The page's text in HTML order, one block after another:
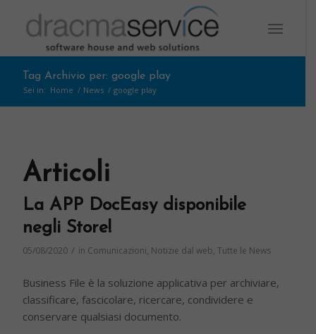
Tag Archivio per: google play
Sei in: Home / News / google play
Articoli
La APP DocEasy disponibile
negli Store!
05/08/2020 / in Comunicazioni, Notizie dal web,Tutte le News
Business File è la soluzione applicativa per archiviare,
classificare, fascicolare, ricercare, condividere e
conservare qualsiasi documento.